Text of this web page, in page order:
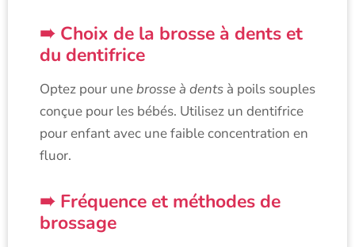
Choix de la brosse à dents et
du dentifrice
Optez pour unebrosse à dents à poils souples
conçue pour les bébés. Utilisez un dentifrice
pour enfant avec une faible concentration en
fluor.
Fréquence et méthodes de
brossage